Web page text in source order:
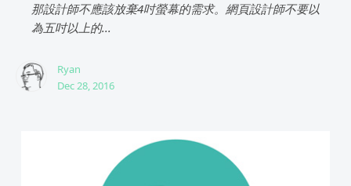
那設計師不應該放棄4吋螢幕的需求。網頁設計師不要以
為五吋以上的...
Ryan
Dec 28, 2016